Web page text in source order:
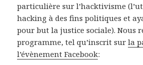
particulière sur l’hacktivisme
hacking à des fins politiques et
pour but la justice sociale). Nous
programme, tel qu’inscrit surla
l’évènement Facebook: